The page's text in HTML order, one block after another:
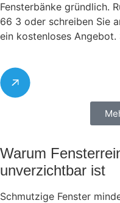
Fensterbänke gründlich.
66 3 oder schreiben Sie
ein kostenloses
Warum
unverzichtbar ist
Schmutzige Fenster